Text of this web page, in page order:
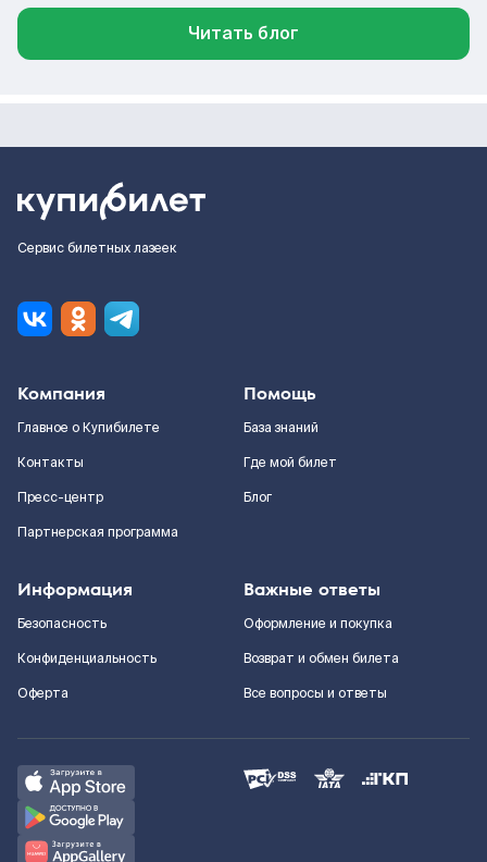
Читать блог
Сервис билетных лазеек
Компания
Главное о Купибилете
Контакты
Пресс-центр
Партнерская программа
Помощь
База знаний
Где мой билет
Блог
Информация
Безопасность
Конфиденциальность
Оферта
Важные ответы
Оформление и покупка
Возврат и обмен билета
Все вопросы и ответы